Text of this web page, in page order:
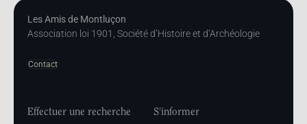
Les Amis de Montluçon
Association loi 1901, Société d’Histoire et d’Archéologie
Contact
Effectuer une recherche S'informer